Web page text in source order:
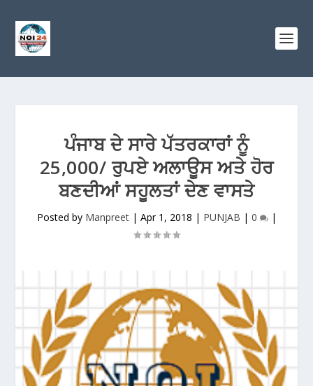
ਪੰਜਾਬ ਦੇ ਸਾਰੇ ਪੱਤਰਕਾਰਾਂ ਨੂੰ
25,000/ ਰੁਪਏ ਅਲਾਊਸ ਅਤੇ ਹੋਰ
ਬਣਦੀਆਂ ਸਹੂਲਤਾਂ ਦੇਣ ਵਾਸਤੇ
Posted by Manpreet| Apr 1, 2018 | PUNJAB | 0 |